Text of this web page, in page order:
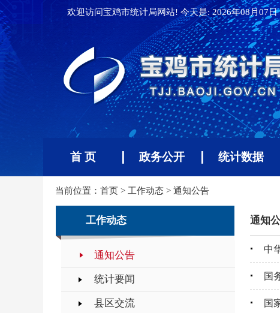
欢迎访问宝鸡市统计局网站! 今天是:2026年08月07
首 页 政务公开 统计数据
当前位置： 首页 > 工作动态 > 通知公告
工作动态
通知公告
统计要闻
县区交流
通知
中
国
国